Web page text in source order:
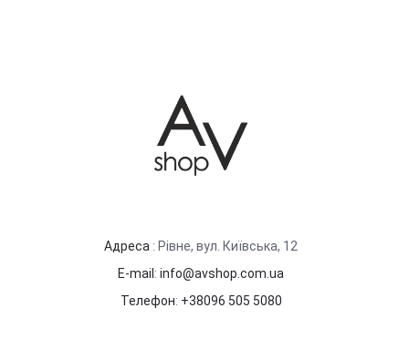
Адреса : Рівне, вул. Київська, 12
E-mail: info@avshop.com.ua
Телефон: +38096 505 5080